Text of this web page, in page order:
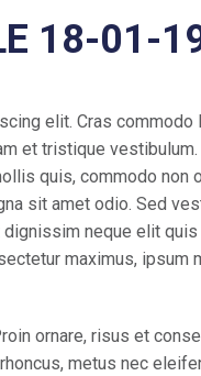
18-01-
elit. Cras
et tristique
quis, commodo non
sit amet odio. Sed
neque elit quis
maximus, ipsum
ornare, risus et
metus nec